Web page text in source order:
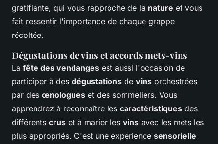
gratifiante, qui vous rapproche de la nature et vous
fait ressentir l'importance de chaque grappe
récoltée.
Dégustations de vins et accords mets-vins
La fête des vendanges est aussi l'occasion de
participer à des dégustations de vins orchestrées
par des œnologues et des sommeliers. Vous
apprendrez à reconnaître les caractéristiques des
différents crus et à marier les vins avec les mets les
plus appropriés. C'est une expérience sensorielle